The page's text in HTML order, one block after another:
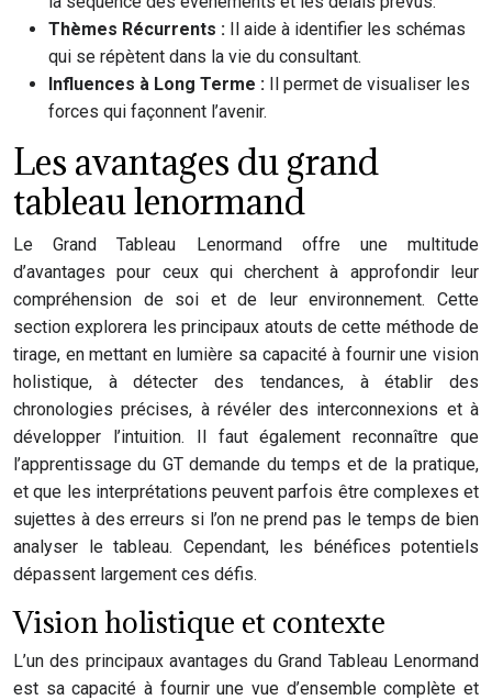
Thèmes Récurrents : Il aide à identifier les schémas
qui se répètent dans la vie du consultant.
Influences à Long Terme : Il permet de visualiser les
forces qui façonnent l’avenir.
Les avantages du grand
tableau lenormand
Le Grand Tableau Lenormand offre une multitude
d’avantages pour ceux qui cherchent à approfondir leur
compréhension de soi et de leur environnement. Cette
section explorera les principaux atouts de cette méthode de
tirage, en mettant en lumière sa capacité à fournir une vision
holistique, à détecter des tendances, à établir des
chronologies précises, à révéler des interconnexions et à
développer l’intuition. Il faut également reconnaître que
l’apprentissage du GT demande du temps et de la pratique,
et que les interprétations peuvent parfois être complexes et
sujettes à des erreurs si l’on ne prend pas le temps de bien
analyser le tableau. Cependant, les bénéfices potentiels
dépassent largement ces défis.
Vision holistique et contexte
L’un des principaux avantages du Grand Tableau Lenormand
est sa capacité à fournir une vue d’ensemble complète et